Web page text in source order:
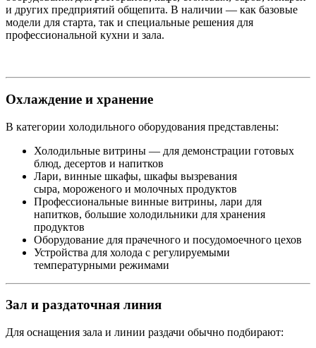
и других предприятий общепита. В наличии — как базовые
модели для старта, так и специальные решения для
профессиональной кухни и зала.
Охлаждение и хранение
В категории холодильного оборудования представлены:
Холодильные витрины — для демонстрации готовых
блюд, десертов и напитков
Лари, винные шкафы, шкафы вызревания
сыра, мороженого и молочных продуктов
Профессиональные винные витрины, лари для
напитков, большие холодильники для хранения
продуктов
Оборудование для прачечного и посудомоечного цехов
Устройства для холода с регулируемыми
температурными режимами
Зал и раздаточная линия
Для оснащения зала и линии раздачи обычно подбирают: